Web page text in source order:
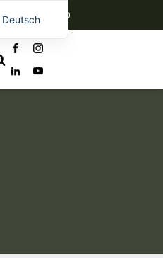
+86 135 6742 8830
Deutsch
English
Español
Português